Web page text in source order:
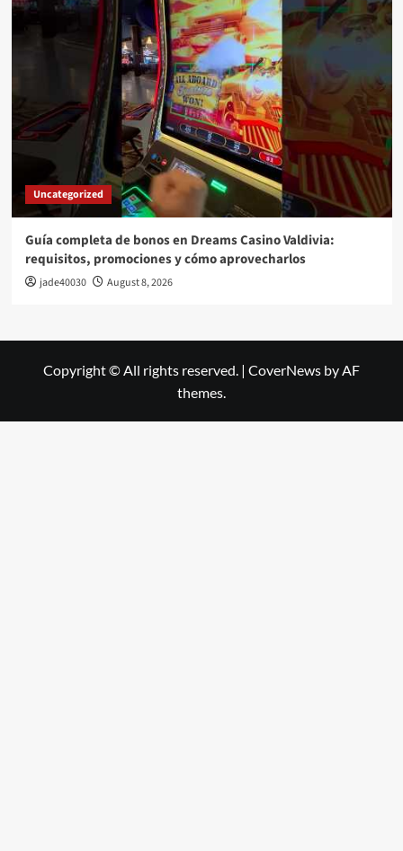
Uncategorized
Guía completa de bonos en Dreams Casino Valdivia:
requisitos, promociones y cómo aprovecharlos​
jade40030 August 8, 2026
Copyright © All rights reserved. | CoverNews by AF
themes.